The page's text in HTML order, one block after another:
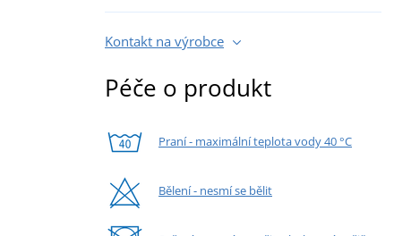
Kontakt na výrobce
Péče o produkt
Praní - maximální teplota vody 40 °C
Bělení - nesmí se bělit